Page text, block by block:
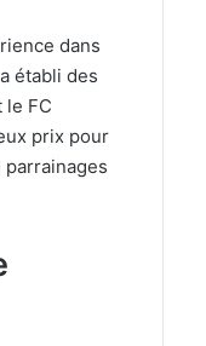
dans
établi des
le FC
prix pour